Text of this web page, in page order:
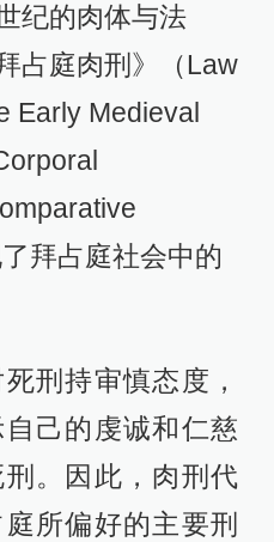
纪的肉体与法
占庭肉刑》（Law
Early Medieval
拜占庭社会中的
刑持审慎态度，
己的虔诚和仁慈
。因此，肉刑代
所偏好的主要刑